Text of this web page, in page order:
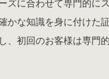
ズに合わせて専門的に
かな知識を身に付けた
、初回のお客様は専門